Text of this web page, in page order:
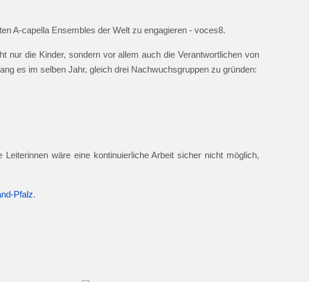
A-capella Ensembles der Welt zu engagieren - voces8.
die Kinder, sondern vor allem auch die Verantwortlichen von
es im selben Jahr, gleich drei Nachwuchsgruppen zu gründen:
wäre eine kontinuierliche Arbeit sicher nicht möglich,
Pfalz.